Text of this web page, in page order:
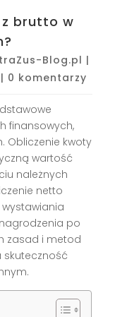
brutto w
Blog.pl |
| 0 komentarzy
finansowych,
Obliczenie kwoty
wartość
należnych
netto
po
zasad i metod
skuteczność